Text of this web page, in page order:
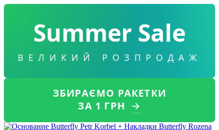
Summer Sale
ВЕЛИКИЙ РОЗПРОДАЖ
ЗБИРАЄМО РАКЕТКИ
ЗА 1 ГРН →